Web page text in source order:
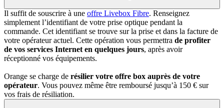
Il suffit de souscrire à une offre Livebox Fibre. Renseignez
simplement l’identifiant de votre prise optique pendant la
commande. Cet identifiant se trouve sur la prise et dans la facture de
votre opérateur actuel. Cette opération vous permettra de profiter
de vos services Internet en quelques jours, après avoir
réceptionné vos équipements.
Orange se charge de résilier votre offre box auprès de votre
opérateur. Vous pouvez même être remboursé jusqu’à 150 € sur
vos frais de résiliation.